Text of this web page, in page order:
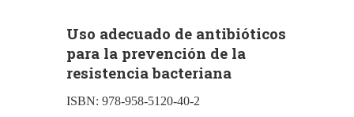
Uso adecuado de antibióticos
para la prevención de la
resistencia bacteriana
ISBN: 978-958-5120-40-2